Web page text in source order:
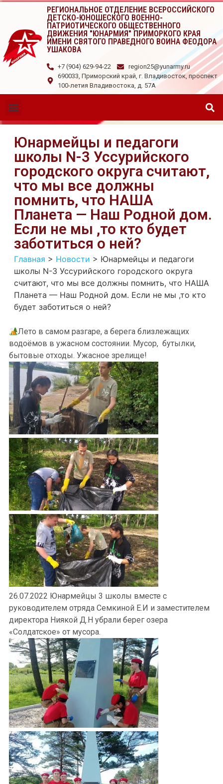
РЕГИОНАЛЬНОЕ ОТДЕЛЕНИЕ ВСЕРОССИЙСКОГО
ДЕТСКО-ЮНОШЕСКОГО ВОЕННО-
ПАТРИОТИЧЕСКОГО ОБЩЕСТВЕННОГО
ДВИЖЕНИЯ "ЮНАРМИЯ" ПРИМОРКОГО КРАЯ
ИМЕНИ СВЯТОГО ПРАВЕДНОГО ВОИНА ФЕОДОРА
УШАКОВА
+7 (904) 629-94-22
region25@yunarmy.ru
690033, Приморский край, г. Владивосток, проспект
100-летия Владивостока, д. 57А
Юнармейцы и педагоги
школы N-3 Уссурийского
городского округа считают,
что мы все должны
помнить, что НАША
Планета — Наш Родной дом.
Если не мы ,то кто будет
заботиться о ней?
Главная > Новости > Юнармейцы и педагоги
школы N-3 Уссурийского городского округа
считают, что мы все должны помнить, что НАША
Планета — Наш Родной дом. Если не мы ,то кто
будет заботиться о ней?
Лето в самом разгаре, а берега близлежащих
водоёмов в ужасном состоянии. Мусор, бутылки,
бытовые отходы. Ужасное зрелище!
26.07.2022 Юнармейцы 3 школы вместе с
руководителем отряда Семкиной Е.И и заместителем
директора Ниякой Д.Н убрали берег озера
«Солдатское» от мусора.